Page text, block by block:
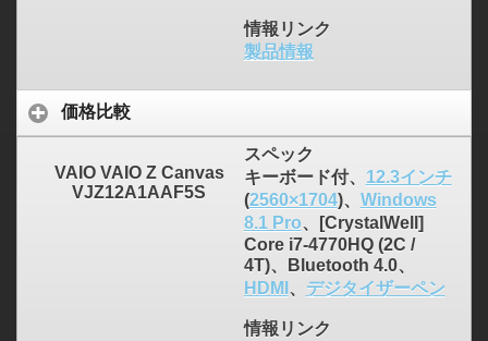
情報リンク
製品情報
価格比較
VAIO VAIO Z Canvas
VJZ12A1AAF5S
スペック
キーボード付、 12.3インチ
(2560×1704)、 Windows
8.1 Pro、[CrystalWell]
Core i7-4770HQ (2C /
4T)、Bluetooth 4.0、
HDMI 、 デジタイザーペン
情報リンク